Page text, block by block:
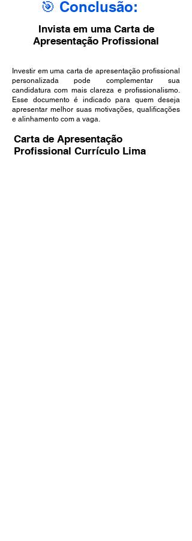
​🎯 Conclusão:
Invista em uma Carta de
Apresentação Profissional
Investir em uma carta de apresentação profissional
personalizada pode complementar sua
candidatura com mais clareza e profissionalismo.
Esse documento é indicado para quem deseja
apresentar melhor suas motivações, qualificações
e alinhamento com a vaga.
Carta de Apresentação
Profissional Currículo Lima